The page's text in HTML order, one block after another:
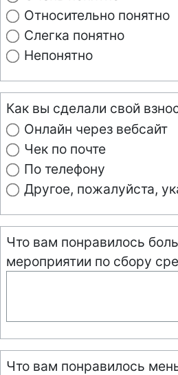
Относительно понятно
Слегка понятно
Непонятно
Как вы сделали свой
Онлайн через вебсайт
Чек по почте
По телефону
Другое, пожалуйста,
Что вам понравилось
мероприятии по сбору
Что вам понравилось